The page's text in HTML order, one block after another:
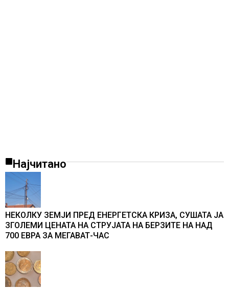
Најчитано
НЕКОЛКУ ЗЕМЈИ ПРЕД ЕНЕРГЕТСКА КРИЗА, СУШАТА ЈА
ЗГОЛЕМИ ЦЕНАТА НА СТРУЈАТА НА БЕРЗИТЕ НА НАД
700 ЕВРА ЗА МЕГАВАТ-ЧАС